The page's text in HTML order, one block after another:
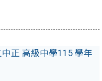
正 高級中學115 學年